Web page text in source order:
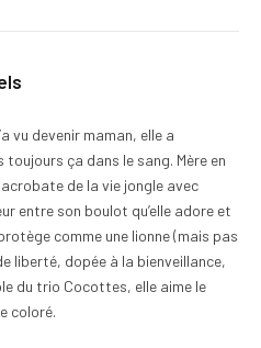
vu devenir maman, elle a
toujours ça dans le sang. Mère en
de la vie jongle avec
entre son boulot qu’elle adore et
comme une lionne (mais pas
liberté, dopée à la bienveillance,
du trio Cocottes, elle aime le
coloré.